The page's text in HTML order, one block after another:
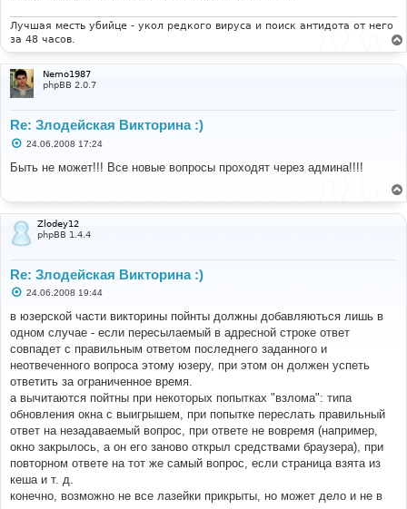
Лучшая месть убийце - укол редкого вируса и поиск антидота от него
за 48 часов.
Nemo1987
phpBB 2.0.7
Re: Злодейская Викторина :)
С
о
б
е
24.06.2008 17:24
Быть не может!!! Все новые вопросы проходят через админа!!!!
Zlodey12
phpBB 1.4.4
Re: Злодейская Викторина :)
С
о
б
щ
е
н
и
е
24.06.2008 19:44
в юзерской части викторины пойнты должны добавляються лишь в
одном случае - если пересылаемый в адресной строке ответ
совпадет с правильным ответом последнего заданного и
неотвеченного вопроса этому юзеру, при этом он должен успеть
ответить за ограниченное время.
а вычитаются пойтны при некоторых попытках "взлома": типа
обновления окна с выигрышем, при попытке переслать правильный
ответ на незадаваемый вопрос, при ответе не вовремя (например,
окно закрылось, а он его заново открыл средствами браузера), при
повторном ответе на тот же самый вопрос, если страница взята из
кеша и т. д.
конечно, возможно не все лазейки прикрыты, но может дело и не в